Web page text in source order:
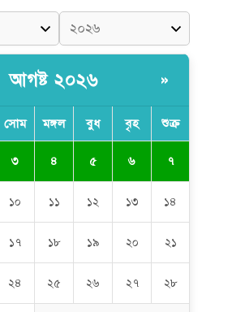
আগষ্ট ২০২৬ »
সোম মঙ্গল বুধ বৃহ শুক্র
৩ ৪ ৫ ৬ ৭
১০ ১১ ১২ ১৩ ১৪
১৭ ১৮ ১৯ ২০ ২১
২৪ ২৫ ২৬ ২৭ ২৮